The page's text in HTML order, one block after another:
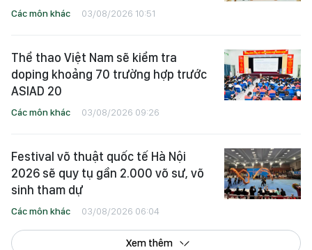
Các môn khác 03/08/2026 10:51
Thể thao Việt Nam sẽ kiểm tra
doping khoảng 70 trường hợp trước
ASIAD 20
Các môn khác 03/08/2026 09:26
Festival võ thuật quốc tế Hà Nội
2026 sẽ quy tụ gần 2.000 võ sư, võ
sinh tham dự
Các môn khác 03/08/2026 06:04
Xem thêm